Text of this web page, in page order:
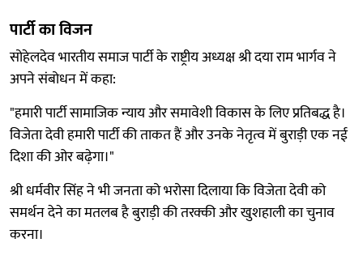
पार्टी का विजन
सोहेलदेव भारतीय समाज पार्टी के राष्ट्रीय अध्यक्ष श्री दया राम भार्गव ने
अपने संबोधन में कहा:
"हमारी पार्टी सामाजिक न्याय और समावेशी विकास के लिए प्रतिबद्ध है।
विजेता देवी हमारी पार्टी की ताकत हैं और उनके नेतृत्व में बुराड़ी एक नई
दिशा की ओर बढ़ेगा।"
श्री धर्मवीर सिंह ने भी जनता को भरोसा दिलाया कि विजेता देवी को
समर्थन देने का मतलब है बुराड़ी की तरक्की और खुशहाली का चुनाव
करना।